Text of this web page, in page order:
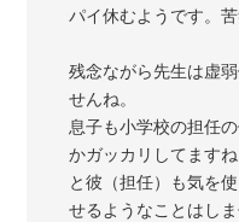
パイ休むようです。
残念ながら先生は虚
せんね。
息子も小学校の担任
かガッカリしてます
と彼（担任）も気を
せるようなことはし